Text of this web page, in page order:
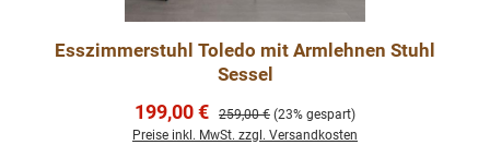
Esszimmerstuhl Toledo mit Armlehnen Stuhl
Sessel
Verkaufspreis:
199,00 € Regulärer Preis:
259,00 € (23% gespart)
Preise inkl. MwSt. zzgl. Versandkosten